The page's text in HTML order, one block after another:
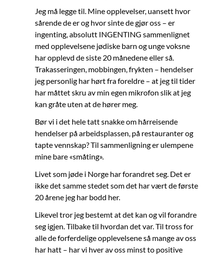
Jeg må legge til. Mine opplevelser, uansett hvor
sårende de er og hvor sinte de gjør oss – er
ingenting, absolutt INGENTING sammenlignet
med opplevelsene jødiske barn og unge voksne
har opplevd de siste 20 månedene eller så.
Trakasseringen, mobbingen, frykten – hendelser
jeg personlig har hørt fra foreldre – at jeg til tider
har måttet skru av min egen mikrofon slik at jeg
kan gråte uten at de hører meg.
Bør vi i det hele tatt snakke om hårreisende
hendelser på arbeidsplassen, på restauranter og
tapte vennskap? Til sammenligning er ulempene
mine bare «småting».
Livet som jøde i Norge har forandret seg. Det er
ikke det samme stedet som det har vært de første
20 årene jeg har bodd her.
Likevel tror jeg bestemt at det kan og vil forandre
seg igjen. Tilbake til hvordan det var. Til tross for
alle de forferdelige opplevelsene så mange av oss
har hatt – har vi hver av oss minst to positive